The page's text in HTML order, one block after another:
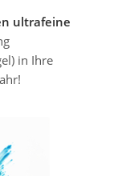
ultrafeine
in Ihre